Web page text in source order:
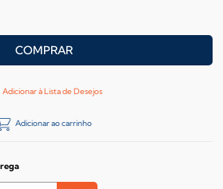
COMPRAR
Adicionar à Lista de Desejos
Adicionar ao carrinho